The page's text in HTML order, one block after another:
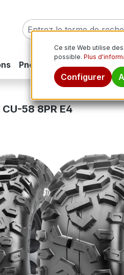
Pneus hiver Pneus moto
58 8PR E4
Ce site Web utilise
possible.Plus
Configurer